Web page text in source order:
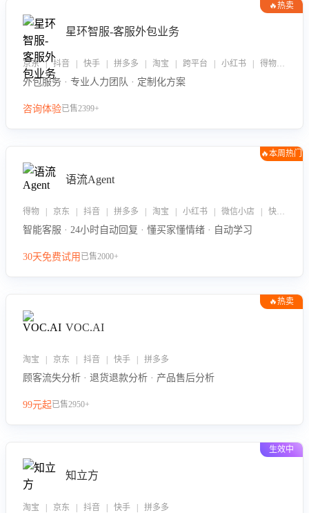
🔥热卖
星环智服-客服外包业务
京东 | 抖音 | 快手 | 拼多多 | 淘宝 | 跨平台 | 小红书 | 得物 | 企业微信
外包服务 · 专业人力团队 · 定制化方案
咨询体验已售2399+
🔥本周热门
语流Agent
得物 | 京东 | 抖音 | 拼多多 | 淘宝 | 小红书 | 微信小店 | 快手 | 唯品会
智能客服 · 24小时自动回复 · 懂买家懂情绪 · 自动学习
30天免费试用 已售2000+
🔥热卖
VOC.AI
淘宝 | 京东 | 抖音 | 快手 | 拼多多
顾客流失分析 · 退货退款分析 · 产品售后分析
99元起已售2950+
生效中
知立方
淘宝 | 京东 | 抖音 | 快手 | 拼多多